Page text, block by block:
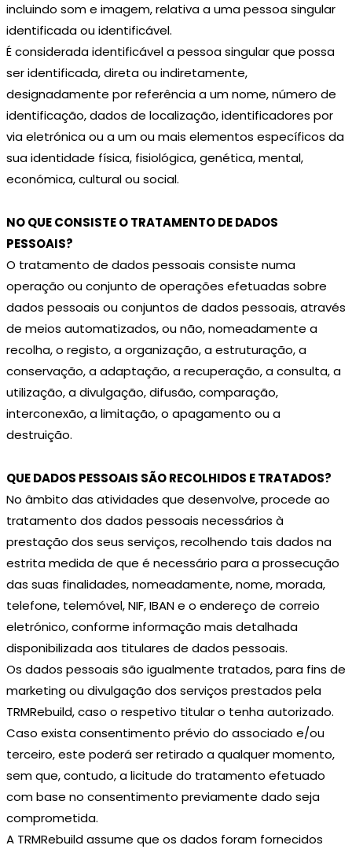
incluindo som e imagem, relativa a uma pessoa singular
identificada ou identificável.
É considerada identificável a pessoa singular que possa
ser identificada, direta ou indiretamente,
designadamente por referência a um nome, número de
identificação, dados de localização, identificadores por
via eletrónica ou a um ou mais elementos específicos da
sua identidade física, fisiológica, genética, mental,
económica, cultural ou social.
NO QUE CONSISTE O TRATAMENTO DE DADOS
PESSOAIS?
O tratamento de dados pessoais consiste numa
operação ou conjunto de operações efetuadas sobre
dados pessoais ou conjuntos de dados pessoais, através
de meios automatizados, ou não, nomeadamente a
recolha, o registo, a organização, a estruturação, a
conservação, a adaptação, a recuperação, a consulta, a
utilização, a divulgação, difusão, comparação,
interconexão, a limitação, o apagamento ou a
destruição.
QUE DADOS PESSOAIS SÃO RECOLHIDOS E TRATADOS?
No âmbito das atividades que desenvolve, procede ao
tratamento dos dados pessoais necessários à
prestação dos seus serviços, recolhendo tais dados na
estrita medida de que é necessário para a prossecução
das suas finalidades, nomeadamente, nome, morada,
telefone, telemóvel, NIF, IBAN e o endereço de correio
eletrónico, conforme informação mais detalhada
disponibilizada aos titulares de dados pessoais.
Os dados pessoais são igualmente tratados, para fins de
marketing ou divulgação dos serviços prestados pela
TRMRebuild, caso o respetivo titular o tenha autorizado.
Caso exista consentimento prévio do associado e/ou
terceiro, este poderá ser retirado a qualquer momento,
sem que, contudo, a licitude do tratamento efetuado
com base no consentimento previamente dado seja
comprometida.
A TRMRebuild assume que os dados foram fornecidos